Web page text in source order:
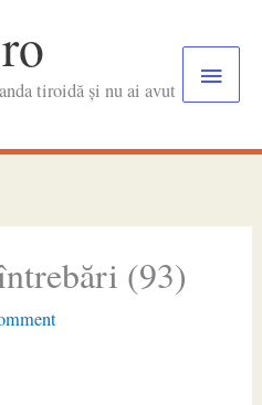
tiroidă și nu ai avut
Main
(93)